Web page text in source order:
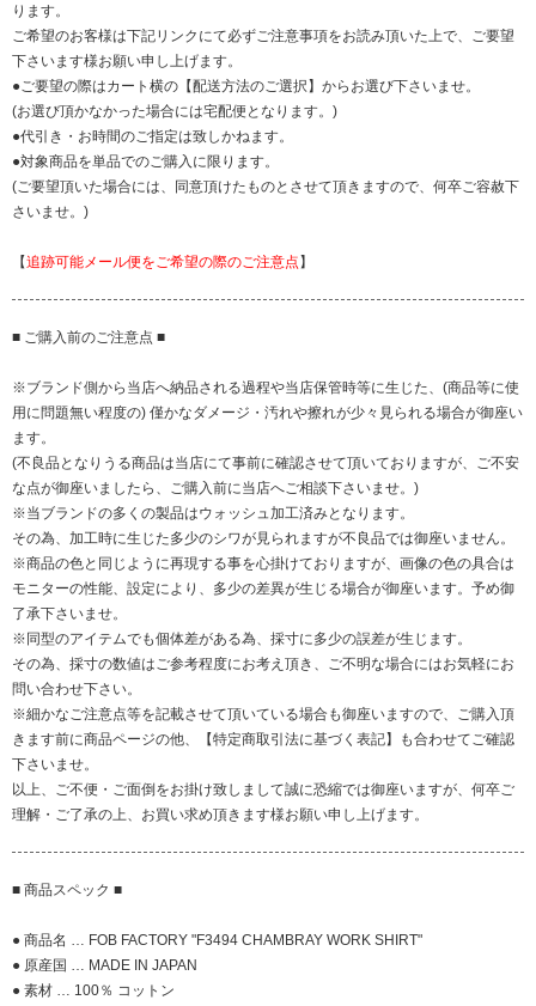
ります。
ご希望のお客様は下記リンクにて必ずご注意事項をお読み頂いた上で、ご要望
下さいます様お願い申し上げます。
●ご要望の際はカート横の【配送方法のご選択】からお選び下さいませ。
(お選び頂かなかった場合には宅配便となります。)
●代引き・お時間のご指定は致しかねます。
●対象商品を単品でのご購入に限ります。
(ご要望頂いた場合には、同意頂けたものとさせて頂きますので、何卒ご容赦下
さいませ。)
【追跡可能メール便をご希望の際のご注意点】
■ ご購入前のご注意点 ■
※ブランド側から当店へ納品される過程や当店保管時等に生じた、(商品等に使
用に問題無い程度の) 僅かなダメージ・汚れや擦れが少々見られる場合が御座い
ます。
(不良品となりうる商品は当店にて事前に確認させて頂いておりますが、ご不安
な点が御座いましたら、ご購入前に当店へご相談下さいませ。)
※当ブランドの多くの製品はウォッシュ加工済みとなります。
その為、加工時に生じた多少のシワが見られますが不良品では御座いません。
※商品の色と同じように再現する事を心掛けておりますが、画像の色の具合は
モニターの性能、設定により、多少の差異が生じる場合が御座います。予め御
了承下さいませ。
※同型のアイテムでも個体差がある為、採寸に多少の誤差が生じます。
その為、採寸の数値はご参考程度にお考え頂き、ご不明な場合にはお気軽にお
問い合わせ下さい。
※細かなご注意点等を記載させて頂いている場合も御座いますので、ご購入頂
きます前に商品ページの他、【特定商取引法に基づく表記】も合わせてご確認
下さいませ。
以上、ご不便・ご面倒をお掛け致しまして誠に恐縮では御座いますが、何卒ご
理解・ご了承の上、お買い求め頂きます様お願い申し上げます。
■ 商品スペック ■
● 商品名 … FOB FACTORY "F3494 CHAMBRAY WORK SHIRT"
● 原産国 … MADE IN JAPAN
● 素材 … 100％ コットン